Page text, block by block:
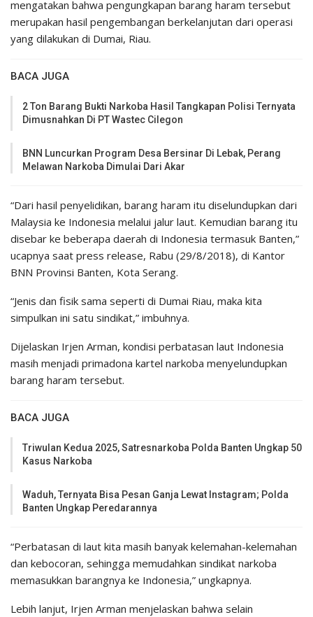
mengatakan bahwa pengungkapan barang haram tersebut
merupakan hasil pengembangan berkelanjutan dari operasi
yang dilakukan di Dumai, Riau.
BACA JUGA
2 Ton Barang Bukti Narkoba Hasil Tangkapan Polisi Ternyata
Dimusnahkan Di PT Wastec Cilegon
BNN Luncurkan Program Desa Bersinar Di Lebak, Perang
Melawan Narkoba Dimulai Dari Akar
“Dari hasil penyelidikan, barang haram itu diselundupkan dari
Malaysia ke Indonesia melalui jalur laut. Kemudian barang itu
disebar ke beberapa daerah di Indonesia termasuk Banten,”
ucapnya saat press release, Rabu (29/8/2018), di Kantor
BNN Provinsi Banten, Kota Serang.
“Jenis dan fisik sama seperti di Dumai Riau, maka kita
simpulkan ini satu sindikat,” imbuhnya.
Dijelaskan Irjen Arman, kondisi perbatasan laut Indonesia
masih menjadi primadona kartel narkoba menyelundupkan
barang haram tersebut.
BACA JUGA
Triwulan Kedua 2025, Satresnarkoba Polda Banten Ungkap 50
Kasus Narkoba
Waduh, Ternyata Bisa Pesan Ganja Lewat Instagram; Polda
Banten Ungkap Peredarannya
“Perbatasan di laut kita masih banyak kelemahan-kelemahan
dan kebocoran, sehingga memudahkan sindikat narkoba
memasukkan barangnya ke Indonesia,” ungkapnya.
Lebih lanjut, Irjen Arman menjelaskan bahwa selain